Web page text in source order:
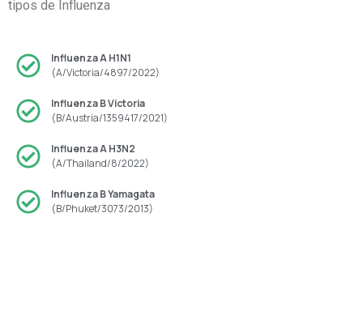
tipos de Influenza
Influenza A H1N1
(A/Victoria/4897/2022)
Influenza B Victoria
(B/Austria/1359417/2021)
Influenza A H3N2
(A/Thailand/8/2022)
Influenza B Yamagata
(B/Phuket/3073/2013)